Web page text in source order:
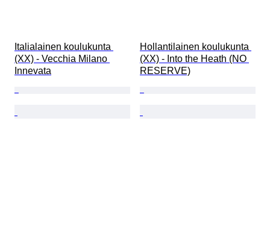
Italialainen koulukunta
(XX) - Vecchia Milano
Innevata
Hollantilainen koulukunta
(XX) - Into the Heath (NO
RESERVE)